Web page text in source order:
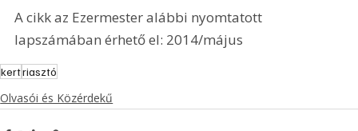
A cikk az Ezermester alábbi nyomtatott
lapszámában érhető el: 2014/május
kertriasztó
Olvasói és Közérdekű